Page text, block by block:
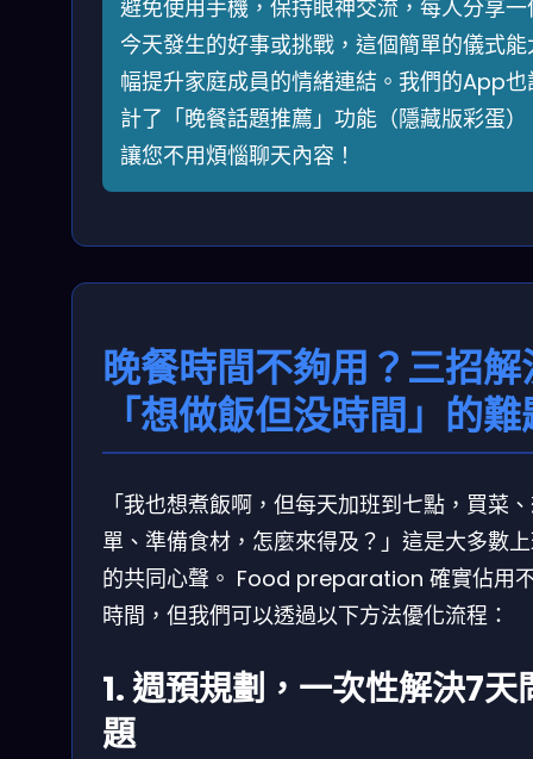
避免使用手機，保持眼神交流，每人分享一
今天發生的好事或挑戰，這個簡單的儀式能
幅提升家庭成員的情緒連結。我們的App也
計了「晚餐話題推薦」功能（隱藏版彩蛋）
讓您不用煩惱聊天內容！
晚餐時間不夠用？三招解
「想做飯但没時間」的
「我也想煮飯啊，但每天加班到七點，買菜
單、準備食材，怎麼來得及？」這是大多數
的共同心聲。 Food preparation 確實佔用
時間，但我們可以透過以下方法優化流程：
1. 週預規劃，一次性解決7天
題